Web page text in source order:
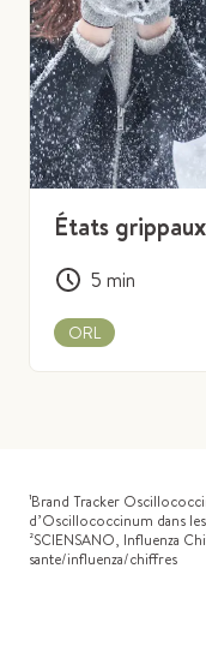
États grippaux
5 min
ORL
¹Brand Tracker
d’Oscillococcinum dans
²SCIENSANO, Influenza
sante/influenza/chiffres